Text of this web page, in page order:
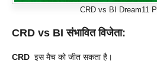
CRD vs BI Dream11
CRD vs BI संभावित विजेता:
CRD इस मैच को जीत सकता है।